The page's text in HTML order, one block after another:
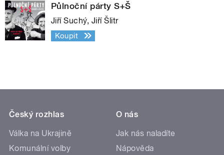
Půlnoční párty S+Š
Jiří Suchý, Jiří Šlitr
Koupit
Český rozhlas
Válka na Ukrajině
Komunální volby
O nás
Jak nás naladíte
Nápověda